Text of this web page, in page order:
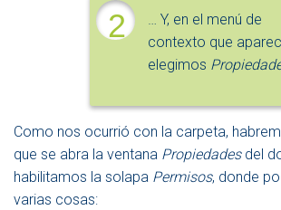
2
… Y, en el menú de
contexto que
elegimos
Como nos ocurrió con la carpeta,
que se abra la ventana Propiedadesdel
habilitamos la solapa Permisos, donde
varias cosas: